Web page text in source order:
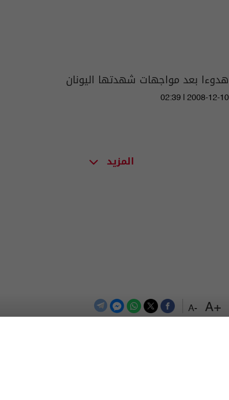
+A
-A
هدوءا بعد مواجهات شهدتها اليونان
02:39 | 2008-12-10
المزيد